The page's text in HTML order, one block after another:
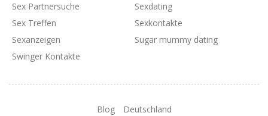
Sex Partnersuche
Sex Treffen
Sexanzeigen
Sexdating
Sexkontakte
Sugar mummy dating
Swinger Kontakte
Blog Deutschland